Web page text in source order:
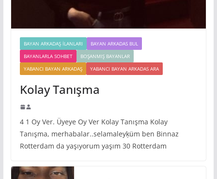
BAYAN ARKADAŞ İLANLARI
BAYAN ARKADAS BUL
BAYANLARLA SOHBET
BOŞANMIŞ BAYANLAR
YABANCI BAYAN ARKADAŞ
YABANCI BAYAN ARKADAS ARA
Kolay Tanışma
4 1 Oy Ver. Üyeye Oy Ver Kolay Tanışma Kolay
Tanışma, merhabalar..selamaleyķüm ben Binnaz
Rotterdam da yaşıyorum yaşım 30 Rotterdam